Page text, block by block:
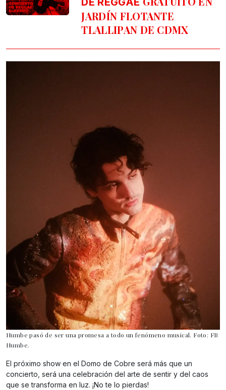
JARDÍN FLOTANTE
TLALLIPAN DE CDMX
Humbe pasó de ser una promesa a todo un fenómeno musical. Foto: FB
Humbe.
El próximo show en el Domo de Cobre será más que un
concierto, será una celebración del arte de sentir y del caos
que se transforma en luz. ¡No te lo pierdas!